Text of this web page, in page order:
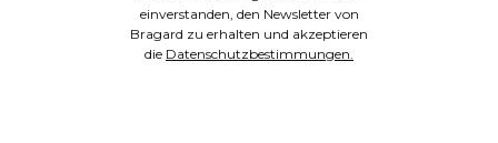
einverstanden, den Newsletter von
Bragard zu erhalten und akzeptieren
die Datenschutzbestimmungen.